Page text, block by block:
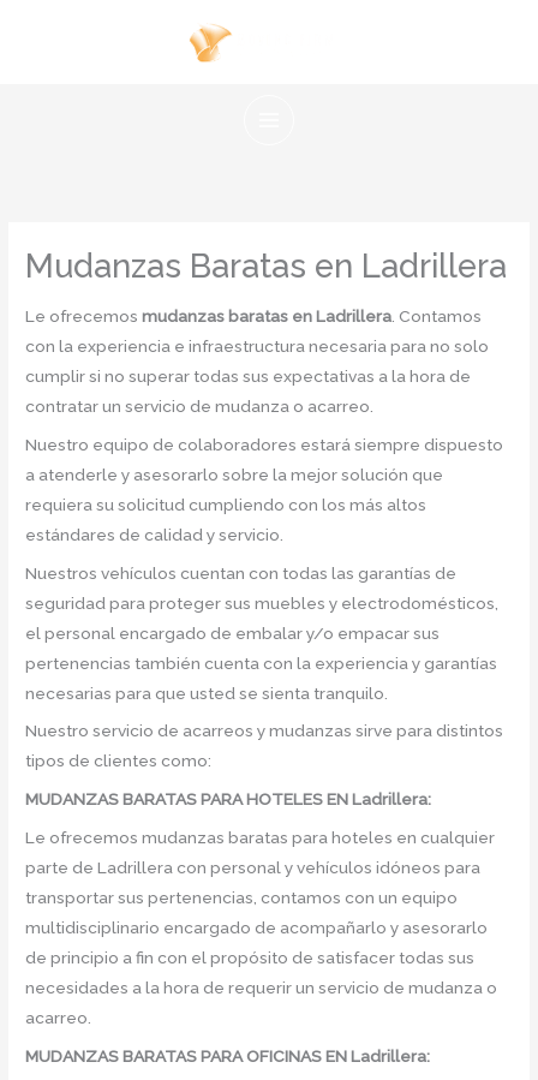
Mudanzas Baratas en Ladrillera
Le ofrecemos mudanzas baratas en Ladrillera . Contamos
con la experiencia e infraestructura necesaria para no solo
cumplir si no superar todas sus expectativas a la hora de
contratar un servicio de mudanza o acarreo.
Nuestro equipo de colaboradores estará siempre dispuesto
a atenderle y asesorarlo sobre la mejor solución que
requiera su solicitud cumpliendo con los más altos
estándares de calidad y servicio.
Nuestros vehículos cuentan con todas las garantías de
seguridad para proteger sus muebles y electrodomésticos,
el personal encargado de embalar y/o empacar sus
pertenencias también cuenta con la experiencia y garantías
necesarias para que usted se sienta tranquilo.
Nuestro servicio de acarreos y mudanzas sirve para distintos
tipos de clientes como:
MUDANZAS BARATAS PARA HOTELES EN Ladrillera:
Le ofrecemos mudanzas baratas para hoteles en cualquier
parte de Ladrillera con personal y vehículos idóneos para
transportar sus pertenencias, contamos con un equipo
multidisciplinario encargado de acompañarlo y asesorarlo
de principio a fin con el propósito de satisfacer todas sus
necesidades a la hora de requerir un servicio de mudanza o
acarreo.
MUDANZAS BARATAS PARA OFICINAS EN Ladrillera: